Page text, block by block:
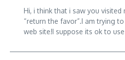
Hi, i think that i saw you visited
“return the favor”.I am trying
web site!I suppose its ok to